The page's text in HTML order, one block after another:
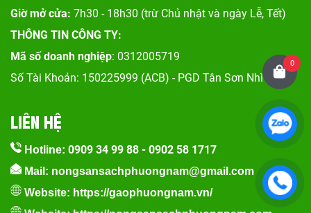
Giờ mở cửa: 7h30 - 18h30 (trừ Chủ nhật và ngày Lễ, Tết)
THÔNG TIN CÔNG TY:
Mã số doanh nghiệp: 0312005719
Số Tài Khoản: 150225999 (ACB) - PGD Tân Sơn Nhì
LIÊN HỆ
Hotline: 0909 34 99 88 - 0902 58 1717
Mail: nongsansachphuongnam@gmail.com
Website: https://gaophuongnam.vn/
0